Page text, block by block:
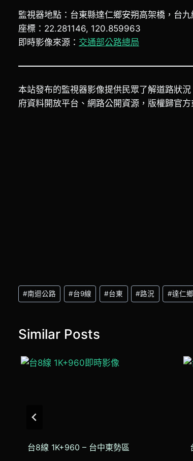
監視器地點：台東縣達仁鄉安朔高架橋，台
座標：22.281146, 120.859963
即時影像來源： 交通部公路總局
本站發布的監視器影像提供民眾了解道路狀
府資料開放平台、網路公開資源，版權歸官方
Post
Tags:
#南迴公路 #台9線 #台東 #路況 #達仁鄉
Similar Posts
台8線 1K+960 – 台中東勢區